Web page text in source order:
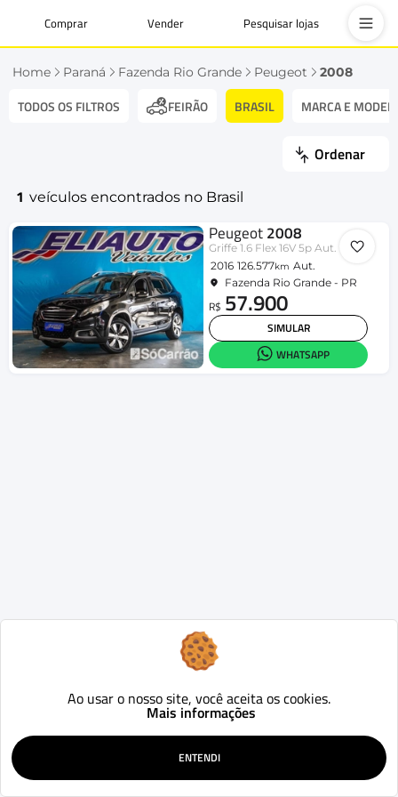
Comprar Vender Pesquisar lojas
Home Paraná Fazenda Rio Grande Peugeot 2008
TODOS OS FILTROS FEIRÃO BRASIL MARCA E
Ordenar
1 veículos encontrados no Brasil
Peugeot2008
Griffe 1.6 Flex 16V 5p Aut.
2016 126.577km Aut.
Fazenda Rio Grande - PR
R$ 57.900
SIMULAR
WHATSAPP
Ao usar o nosso site, você aceita os cookies.
Mais informações
ENTENDI